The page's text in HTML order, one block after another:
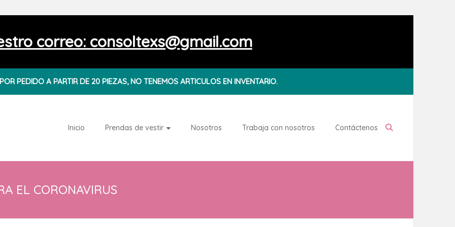
correo: consoltexs@gmail.com
PEDIDO A PARTIR DE 20 PIEZAS, NO TENEMOS ARTICULOS EN INVENTARIO.
Inicio Prendas de vestir Nosotros Trabaja con nosotros Contáctenos
EL CORONAVIRUS